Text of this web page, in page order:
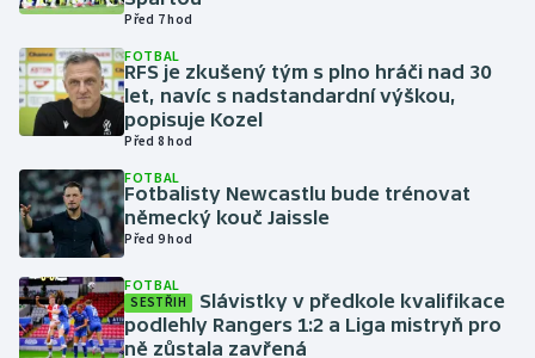
Judo
Krasobruslení
Lyže a snowboard
Moderní pětiboj
Motorsport
Před 7 hod
FOTBAL
RFS je zkušený tým s plno hráči nad 30
let, navíc s nadstandardní výškou,
popisuje Kozel
Před 8 hod
FOTBAL
Fotbalisty Newcastlu bude trénovat
německý kouč Jaissle
Před 9 hod
FOTBAL
SESTŘIH
Slávistky v předkole kvalifikace
podlehly Rangers 1:2 a Liga mistryň pro
ně zůstala zavřená